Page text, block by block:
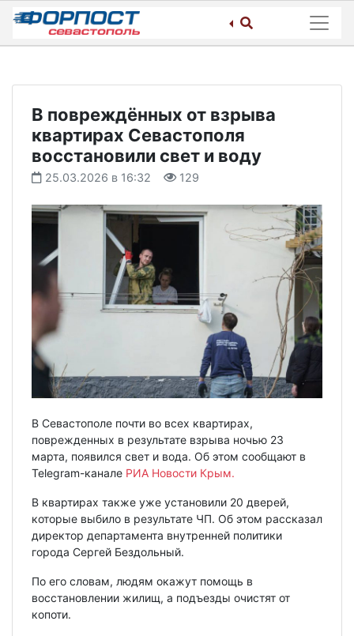
Skip
content
В повреждённых от взрыва
квартирах Севастополя
восстановили свет и воду
25.03.2026 в 16:32 129
В Севастополе почти во всех квартирах,
поврежденных в результате взрыва ночью 23
марта, появился свет и вода. Об этом сообщают в
Telegram-канале РИА Новости Крым.
В квартирах также уже установили 20 дверей,
которые выбило в результате ЧП. Об этом рассказал
директор департамента внутренней политики
города Сергей Бездольный.
По его словам, людям окажут помощь в
восстановлении жилищ, а подъезды очистят от
копоти.